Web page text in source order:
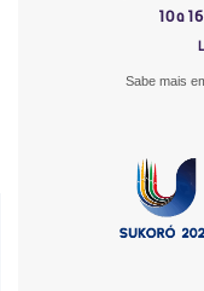
10 a
Sabe mais